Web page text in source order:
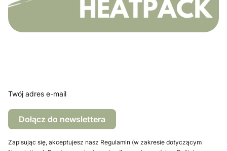
Twój adres e-mail
Dołącz do newslettera
Zapisując się, akceptujesz nasz Regulamin (w zakresie dotyczącym